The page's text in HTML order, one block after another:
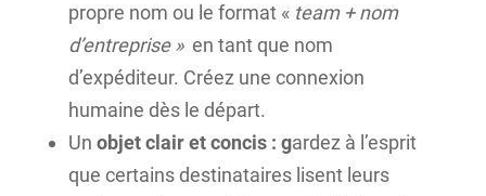
propre nom ou le format « team + nom
d’entreprise » en tant que nom
d’expéditeur. Créez une connexion
humaine dès le départ.
Un objet clair et concis : gardez à l’esprit
que certains destinataires lisent leurs